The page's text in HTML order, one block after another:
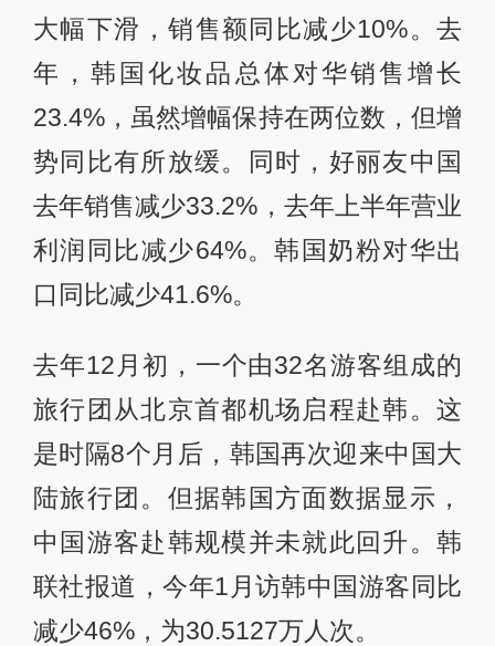
大幅下滑，销售额同比减少10%。去
年，韩国化妆品总体对华销售增长
23.4%，虽然增幅保持在两位数，但增
势同比有所放缓。同时，好丽友中国
去年销售减少33.2%，去年上半年营业
利润同比减少64%。韩国奶粉对华出
口同比减少41.6%。
去年12月初，一个由32名游客组成的
旅行团从北京首都机场启程赴韩。这
是时隔8个月后，韩国再次迎来中国大
陆旅行团。但据韩国方面数据显示，
中国游客赴韩规模并未就此回升。韩
联社报道，今年1月访韩中国游客同比
减少46%，为30.5127万人次。